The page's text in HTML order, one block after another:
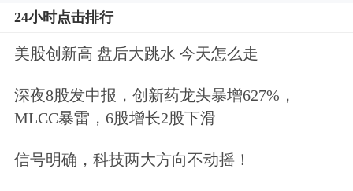
体。
根据公告，此次人事调整的直接动因，
是需要与公司聚焦半导体的新战略相匹
配。
公告显示，闻泰科技董事会于近日收到
24小时点击排行
美股创新高 盘后大跳水 今天怎么走
深夜8股发中报，创新药龙头暴增627%，
MLCC暴雷，6股增长2股下滑
信号明确，科技两大方向不动摇！